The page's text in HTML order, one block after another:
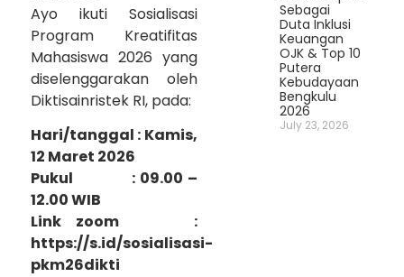
Ayo ikuti Sosialisasi
Program Kreatifitas
Mahasiswa 2026 yang
diselenggarakan oleh
Diktisainristek RI, pada:
Hari/tanggal : Kamis,
12 Maret 2026
Pukul : 09.00 –
12.00 WIB
Link zoom :
https://s.id/sosialisasi-
pkm26dikti
Sebagai
Duta Inklusi
Keuangan
OJK & Top 10
Putera
Kebudayaan
Bengkulu
2026
July 23, 2026